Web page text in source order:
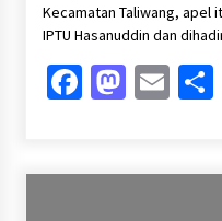
Kecamatan Taliwang, apel
IPTU Hasanuddin dan
Facebook